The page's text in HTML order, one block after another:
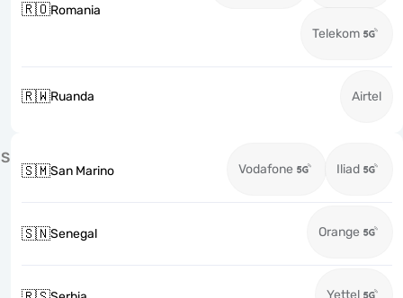
🇷🇴Romania
Telekom
🇷🇼Ruanda Airtel
S
🇸🇲San Marino Vodafone Iliad
🇸🇳Senegal Orange
Yettel